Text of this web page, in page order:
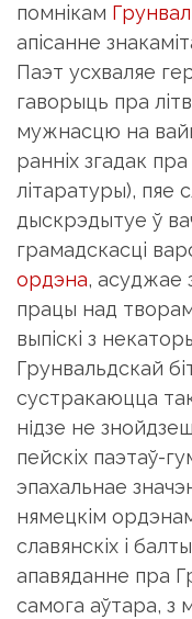
помнiкам
апiсанне
Паэт усхваляе
гаворыць пра
мужнасцю на
раннiх згадак
лiтаратуры), пяе
дыскрэдытуе ў
грамадскасцi
ордэна, асуджае
працы над
выпiскi з
Грунвальдскай
сустракаюцца
нідзе не
пейскiх паэтаў-
эпахальнае
нямецкiм
славянскiх i
апавяданне пра
самога аўтара, з